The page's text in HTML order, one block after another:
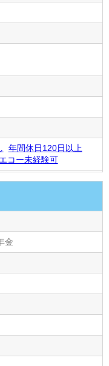
年間休日120日以上
エコー未経験可
金